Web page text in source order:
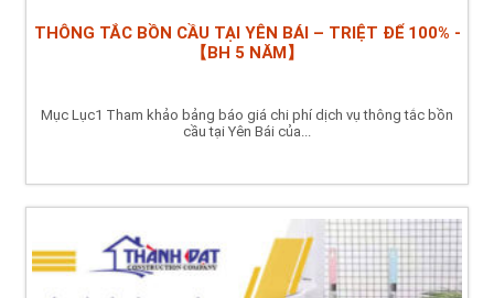
THÔNG TẮC BỒN CẦU TẠI YÊN BÁI – TRIỆT ĐỂ 100% -
【BH 5 NĂM】
Mục Lục1 Tham khảo bảng báo giá chi phí dịch vụ thông tắc bồn
cầu tại Yên Bái của...